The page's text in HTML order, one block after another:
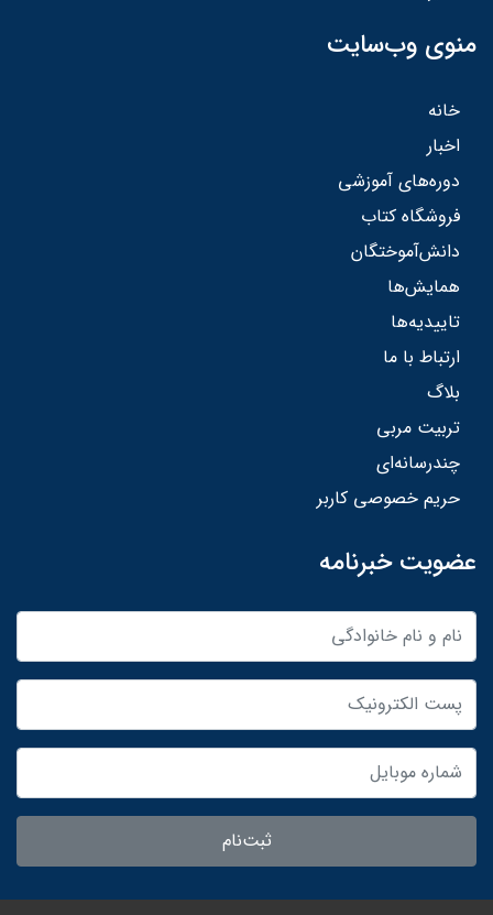
منوی وب‌سایت
خانه
اخبار
دوره‌های آموزشی
فروشگاه کتاب
دانش‌آموختگان
همایش‌ها
تاییدیه‌ها
ارتباط با ما
بلاگ
تربیت مربی
چندرسانه‌ای
حریم خصوصی کاربر
عضویت خبرنامه
ثبت‌نام